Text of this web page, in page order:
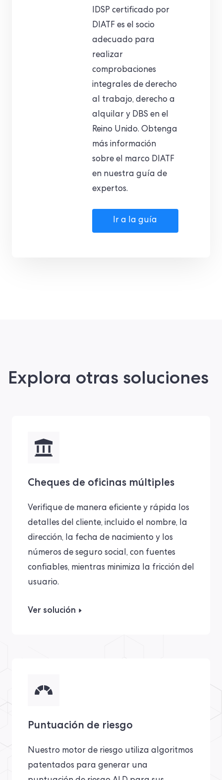
IDSP certificado por
DIATF es el socio
adecuado para
realizar
comprobaciones
integrales de derecho
al trabajo, derecho a
alquilar y DBS en el
Reino Unido. Obtenga
más información
sobre el marco DIATF
en nuestra guía de
expertos.
Ir a la guía
Explora otras soluciones
Cheques de oficinas múltiples
Verifique de manera eficiente y rápida los
detalles del cliente, incluido el nombre, la
dirección, la fecha de nacimiento y los
números de seguro social, con fuentes
confiables, mientras minimiza la fricción del
usuario.
Ver solución
Puntuación de riesgo
Nuestro motor de riesgo utiliza algoritmos
patentados para generar una